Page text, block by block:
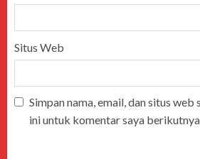
Situs Web
Simpan nama, email, dan situs web
ini untuk komentar saya